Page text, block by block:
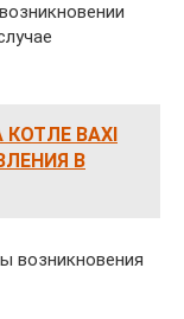
BAXI
В
возникновения